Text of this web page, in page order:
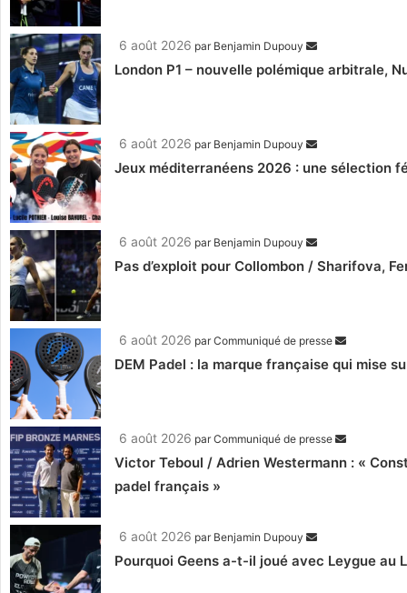
6 août 2026 par Benjamin Dupouy
London P1 – nouvelle polémique arbitrale,
6 août 2026 par Benjamin Dupouy
Jeux méditerranéens 2026 : une sélection
6 août 2026 par Benjamin Dupouy
Pas d’exploit pour Collombon / Sharifova,
6 août 2026 parCommuniqué de presse
DEM Padel : la marque française qui mise
6 août 2026 parCommuniqué de presse
Victor Teboul / Adrien Westermann : «
padel français »
6 août 2026 par Benjamin Dupouy
Pourquoi Geens a-t-il joué avec Leygue au